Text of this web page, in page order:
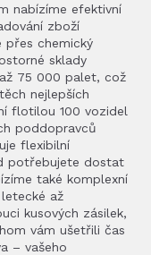
nabízíme efektivní
zboží
přes chemický
sklady
75 000 palet, což
nejlepších
flotilou 100 vozidel
poddopravců
flexibilní
potřebujete dostat
také komplexní
až
kusových zásilek,
vám ušetřili čas
– vašeho